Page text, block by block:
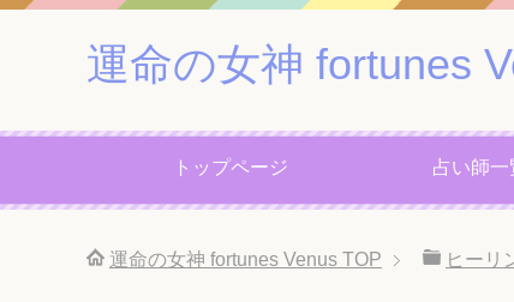
運命の女神 fortunes
トップページ 占い師一
運命の女神 fortunes Venus TOP ヒーリ